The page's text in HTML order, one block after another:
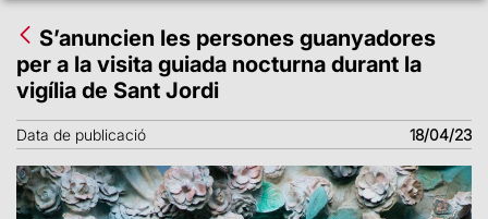
S’anuncien les persones guanyadores
per a la visita guiada nocturna durant la
vigília de Sant Jordi
Data de publicació 18/04/23